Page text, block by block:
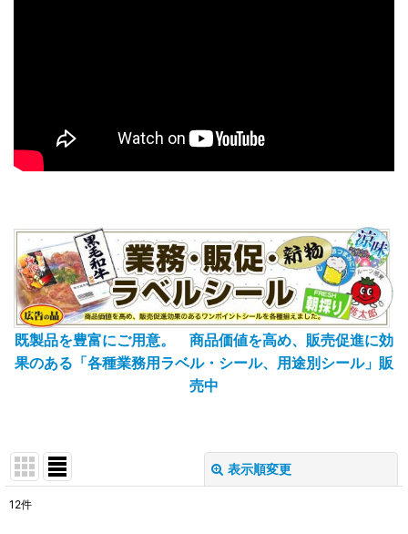
既製品を豊富にご用意。 商品価値を高め、販売促進に効
果のある「各種業務用ラベル・シール、用途別シール」販
売中
表示順変更
12件